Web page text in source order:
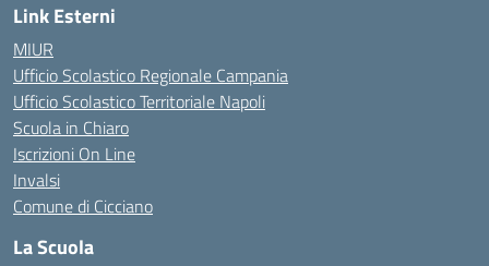
Link Esterni
MIUR
Ufficio Scolastico Regionale Campania
Ufficio Scolastico Territoriale Napoli
Scuola in Chiaro
Iscrizioni On Line
Invalsi
Comune di Cicciano
La Scuola